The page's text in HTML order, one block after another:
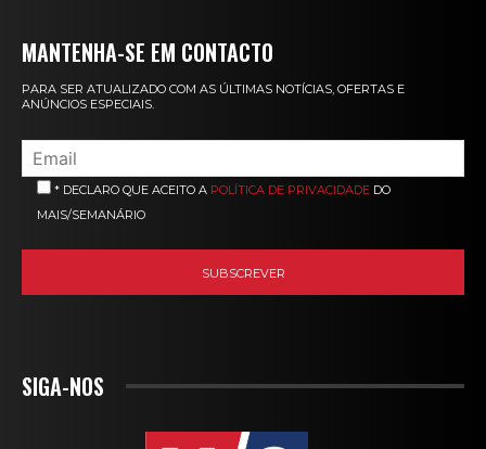
MANTENHA-SE EM CONTACTO
PARA SER ATUALIZADO COM AS ÚLTIMAS NOTÍCIAS, OFERTAS E
ANÚNCIOS ESPECIAIS.
* DECLARO QUE ACEITO A POLÍTICA DE PRIVACIDADE DO
MAIS/SEMANÁRIO
SIGA-NOS